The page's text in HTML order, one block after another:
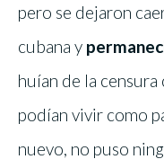
pero se dejaron
cubana y
huían de la censura
podían vivir como
nuevo, no puso